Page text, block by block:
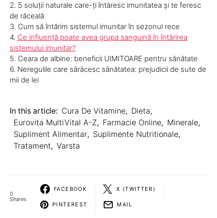
2. 5 soluţii naturale care-ţi întăresc imunitatea şi te feresc
de răceală
3. Cum să întărim sistemul imunitar în sezonul rece
4. Ce influenţă poate avea grupa sanguină în întărirea
sistemului imunitar?
5. Ceara de albine: beneficii UIMITOARE pentru sănătate
6. Neregulile care sărăcesc sănătatea: prejudicii de sute de
mii de lei
In this article: Cura De Vitamine, Dieta,
Eurovita MultiVital A-Z, Farmacie Online, Minerale,
Supliment Alimentar, Suplimente Nutritionale,
Tratament, Varsta
0
Shares
FACEBOOK X (TWITTER)
PINTEREST MAIL